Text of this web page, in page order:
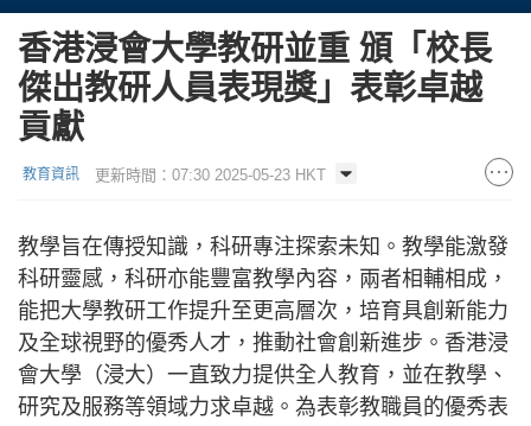
香港浸會大學教研並重 頒「校長
傑出教研人員表現獎」表彰卓越
貢獻
教育資訊 更新時間：07:30 2025-05-23 HKT
教學旨在傳授知識，科研專注探索未知。教學能激發
科研靈感，科研亦能豐富教學內容，兩者相輔相成，
能把大學教研工作提升至更高層次，培育具創新能力
及全球視野的優秀人才，推動社會創新進步。香港浸
會大學（浸大）一直致力提供全人教育，並在教學、
研究及服務等領域力求卓越。為表彰教職員的優秀表